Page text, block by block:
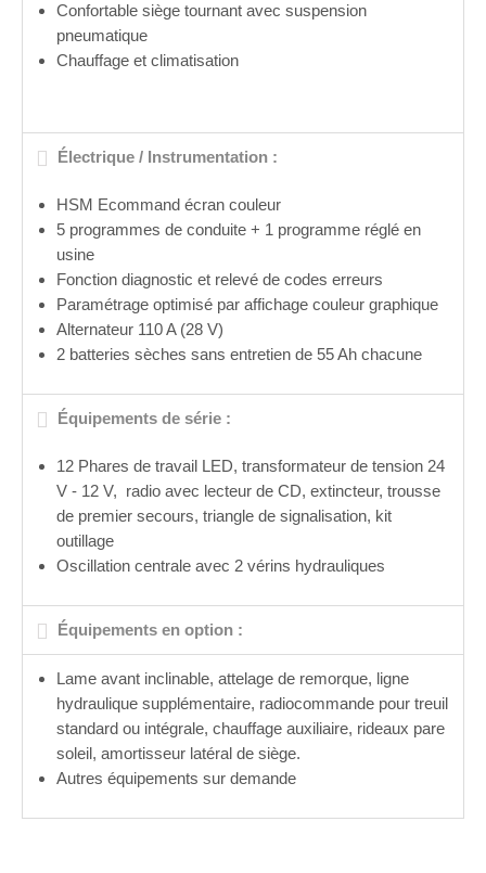
Confortable siège tournant avec suspension
pneumatique
Chauffage et climatisation
Électrique / Instrumentation :
HSM Ecommand écran couleur
5 programmes de conduite + 1 programme réglé en
usine
Fonction diagnostic et relevé de codes erreurs
Paramétrage optimisé par affichage couleur graphique
Alternateur 110 A (28 V)
2 batteries sèches sans entretien de 55 Ah chacune
Équipements de série :
12 Phares de travail LED, transformateur de tension 24
V - 12 V, radio avec lecteur de CD, extincteur, trousse
de premier secours, triangle de signalisation, kit
outillage
Oscillation centrale avec 2 vérins hydrauliques
Équipements en option :
Lame avant inclinable, attelage de remorque, ligne
hydraulique supplémentaire, radiocommande pour treuil
standard ou intégrale, chauffage auxiliaire, rideaux pare
soleil, amortisseur latéral de siège.
Autres équipements sur demande